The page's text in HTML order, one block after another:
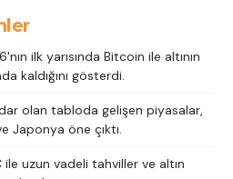
ilk yarısında Bitcoin ile altının
kaldığını gösterdi.
olan tabloda gelişen piyasalar,
Japonya öne çıktı.
ile uzun vadeli tahviller ve altın